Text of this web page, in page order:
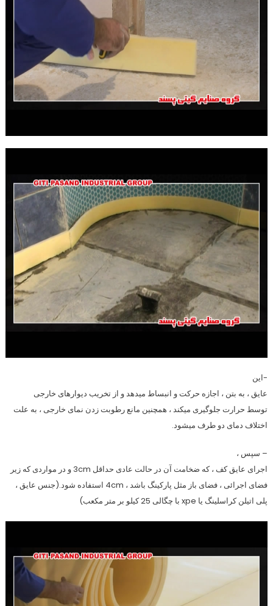
-این
عایق ، به بتن ، اجازه حرکت و انبساط میدهد و از تخریب دیوارهای خارجی
توسط حرارت جلوگیری میکند ، همچنین مانع رطوبت زدن نمای خارجی ، به علت
اختلاف دمای دو طرف میشود.
– سپس ،
اجرای عایق کف ، که ضخامت آن در حالت عادی حداقل 3cm و در مواردی که زیر
فضای اجرائی ، فضای باز مثل پارکینگ باشد ، 4cm استفاده شود.(جنس عایق ،
پلی اتیلن کراسلینگ یا xpe با چگالی 25 کیلو بر متر مکعب)